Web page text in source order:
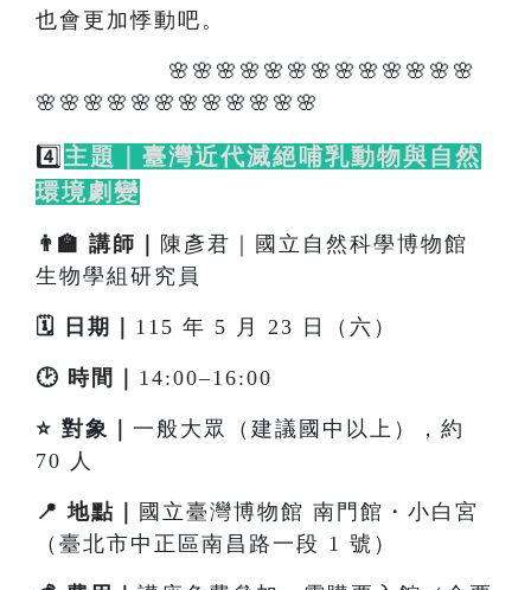
也會更加悸動吧。
🌸🌸🌸🌸🌸🌸🌸🌸🌸🌸🌸🌸🌸
🌸🌸🌸🌸🌸🌸🌸🌸🌸🌸🌸🌸
4️⃣ 主題｜臺灣近代滅絕哺乳動物與自然
環境劇變
👨‍🏫 講師｜ 陳彥君｜國立自然科學博物館
生物學組研究員
🗓️ 日期｜ 115 年 5 月 23 日（六）
🕑 時間｜ 14:00–16:00
⭐ 對象｜ 一般大眾（建議國中以上），約
70 人
📍 地點｜ 國立臺灣博物館 南門館・小白宮
（臺北市中正區南昌路一段 1 號）